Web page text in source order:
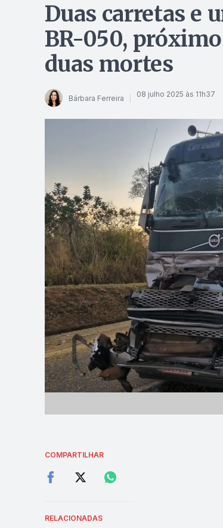
Duas carretas e
BR-050,
duas mortes
Bárbara Ferreira 08 julho 2025 às 11h37
COMPARTILHAR
RELACIONADAS